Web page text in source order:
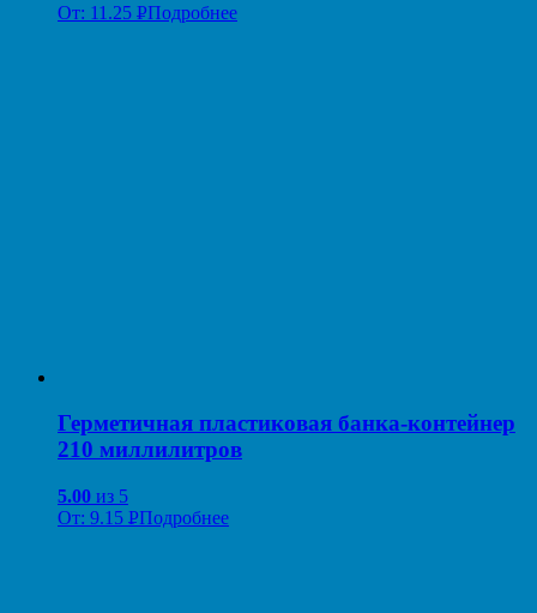
От: 11.25 РПодробнее
Герметичная пластиковая банка-контейнер
210 миллилитров
5.00 из 5
От: 9.15 РПодробнее